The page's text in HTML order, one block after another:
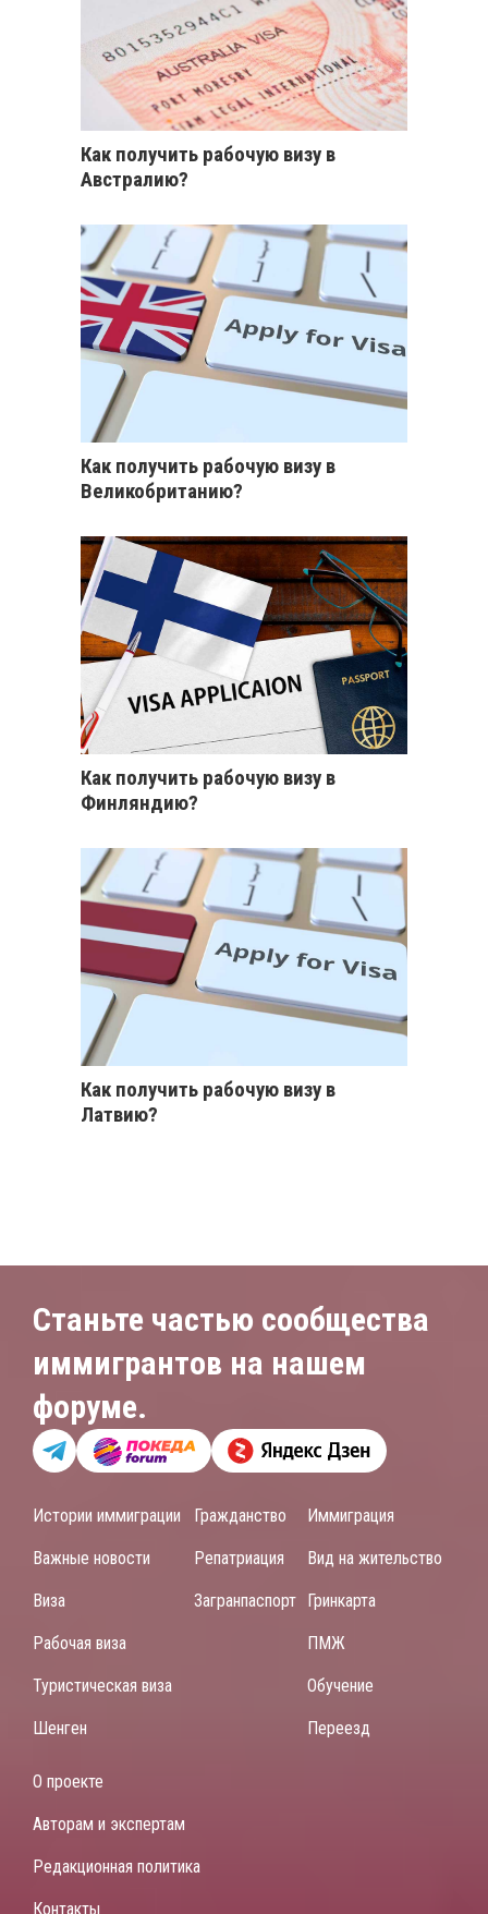
Как получить рабочую визу в
Австралию?
Как получить рабочую визу в
Великобританию?
Как получить рабочую визу в
Финляндию?
Как получить рабочую визу в
Латвию?
Станьте частью сообщества
иммигрантов на нашем
форуме.
Истории иммиграции
Важные новости
Виза
Рабочая виза
Туристическая виза
Шенген
Гражданство
Репатриация
Загранпаспорт
Иммиграция
Вид на жительство
Гринкарта
ПМЖ
Обучение
Переезд
О проекте
Авторам и экспертам
Редакционная политика
Контакты